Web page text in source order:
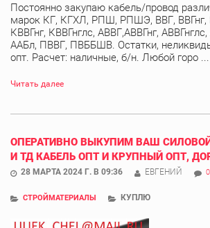
Постоянно закупаю кабель/провод
марок КГ, КГХЛ, РПШ, РПШЭ, ВВГ, ВВГнг,
КВВГнг, КВВГнглс, АВВГ,АВВГнг,
ААБл, ПВВГ, ПВББШВ. Остатки,
опт. Расчет: наличные, б/н. Любой горо ...
Читать далее
ОПЕРАТИВНО ВЫКУПИМ ВАШ
И ТД КАБЕЛЬ ОПТ И КРУПНЫЙ ОПТ,
28 МАРТА 2024 Г. В 09:36 ЕВГЕНИЙ 0
СТРОЙМАТЕРИАЛЫ КУПЛЮ